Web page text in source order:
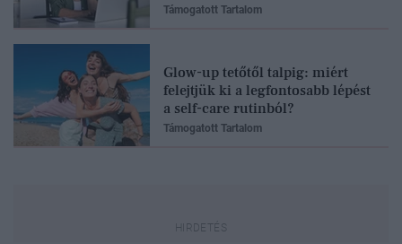
Támogatott Tartalom
Glow-up tetőtől talpig: miért
felejtjük ki a legfontosabb lépést
a self-care rutinból?
Támogatott Tartalom